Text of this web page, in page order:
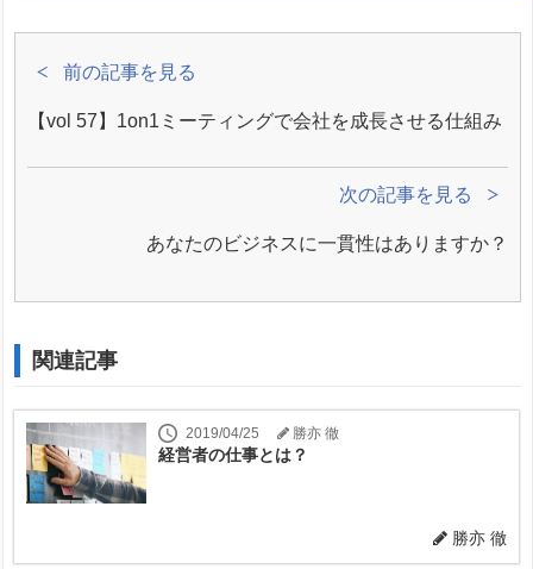
前の記事を見る
【vol 57】1on1ミーティングで会社を成長させる仕組み
次の記事を見る
あなたのビジネスに一貫性はありますか？
関連記事
2019/04/25 勝亦 徹
経営者の仕事とは？
勝亦 徹